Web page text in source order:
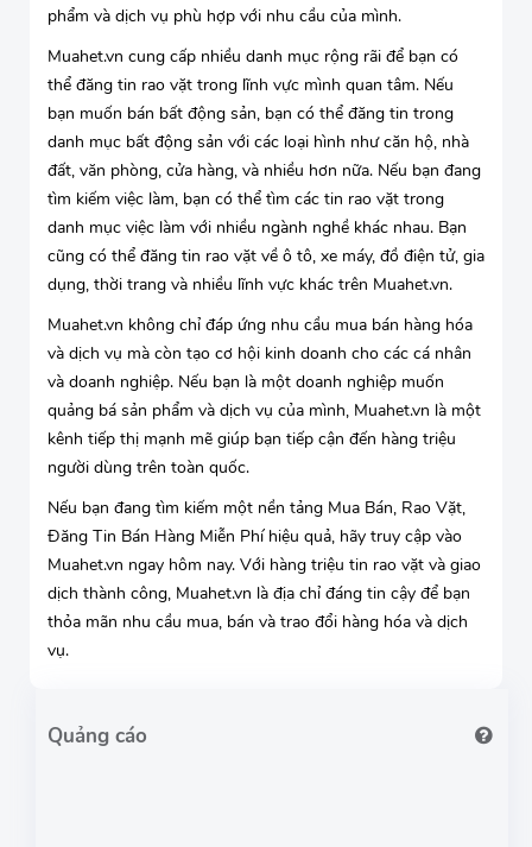
phẩm và dịch vụ phù hợp với nhu cầu của mình.
Muahet.vn cung cấp nhiều danh mục rộng rãi để bạn có
thể đăng tin rao vặt trong lĩnh vực mình quan tâm. Nếu
bạn muốn bán bất động sản, bạn có thể đăng tin trong
danh mục bất động sản với các loại hình như căn hộ, nhà
đất, văn phòng, cửa hàng, và nhiều hơn nữa. Nếu bạn đang
tìm kiếm việc làm, bạn có thể tìm các tin rao vặt trong
danh mục việc làm với nhiều ngành nghề khác nhau. Bạn
cũng có thể đăng tin rao vặt về ô tô, xe máy, đồ điện tử, gia
dụng, thời trang và nhiều lĩnh vực khác trên Muahet.vn.
Muahet.vn không chỉ đáp ứng nhu cầu mua bán hàng hóa
và dịch vụ mà còn tạo cơ hội kinh doanh cho các cá nhân
và doanh nghiệp. Nếu bạn là một doanh nghiệp muốn
quảng bá sản phẩm và dịch vụ của mình, Muahet.vn là một
kênh tiếp thị mạnh mẽ giúp bạn tiếp cận đến hàng triệu
người dùng trên toàn quốc.
Nếu bạn đang tìm kiếm một nền tảng Mua Bán, Rao Vặt,
Đăng Tin Bán Hàng Miễn Phí hiệu quả, hãy truy cập vào
Muahet.vn ngay hôm nay. Với hàng triệu tin rao vặt và giao
dịch thành công, Muahet.vn là địa chỉ đáng tin cậy để bạn
thỏa mãn nhu cầu mua, bán và trao đổi hàng hóa và dịch
vụ.